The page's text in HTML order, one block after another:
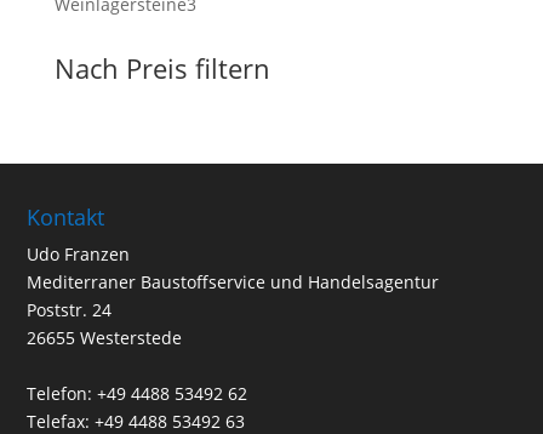
Nach Preis filtern
Kontakt
Udo Franzen
Mediterraner Baustoffservice und Handelsagentur
Poststr. 24
26655 Westerstede
Telefon: +49 4488 53492 62
Telefax: +49 4488 53492 63